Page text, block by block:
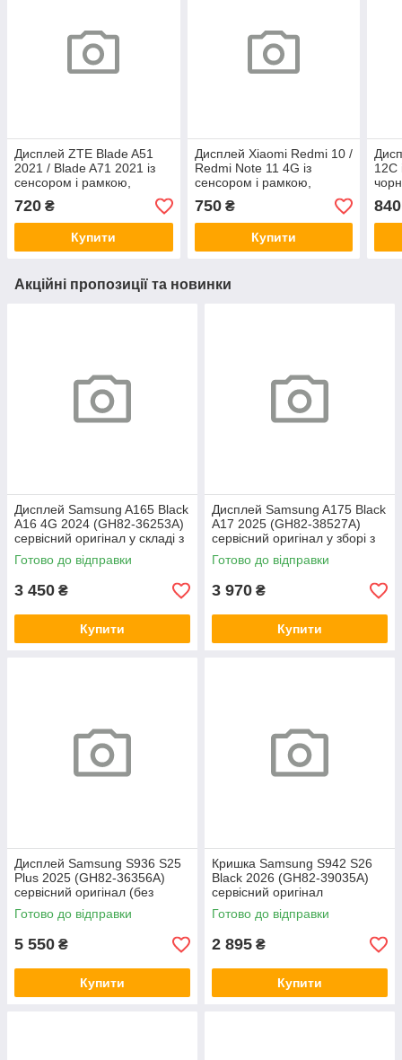
Дисплей ZTE Blade A51
2021 / Blade A71 2021 із
сенсором і рамкою,
комплектуючі)
720 ₴
Купити
Дисплей Xiaomi Redmi 10 /
Redmi Note 11 4G із
сенсором і рамкою,
комплектуючі)
750₴
Купити
12C
840
Акційні пропозиції та новинки
Дисплей Samsung A165 Black
A16 4G 2024 (GH82-36253A)
сервісний оригінал у складі з
рамкою
Готово до відправки
3 450 ₴
Купити
Дисплей Samsung A175 Black
A17 2025 (GH82-38527A)
сервісний оригінал у зборі з
рамкою
Готово до відправки
3 970 ₴
Купити
Дисплей Samsung S936 S25
Plus 2025 (GH82-36356A)
сервісний оригінал (без
рамки)
Готово до відправки
5 550 ₴
Купити
Кришка Samsung S942 S26
Black 2026 (GH82-39035A)
сервісний оригінал
Готово до відправки
2 895 ₴
Купити